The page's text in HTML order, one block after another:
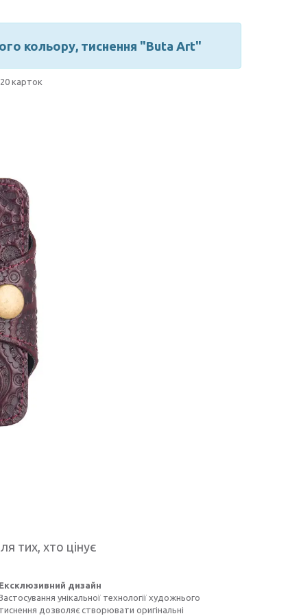
кольору, тиснення "Buta Art"
карток
тих, хто цінує
Ексклюзивний дизайн
унікальної технології художнього
тиснення дозволяє створювати оригінальні